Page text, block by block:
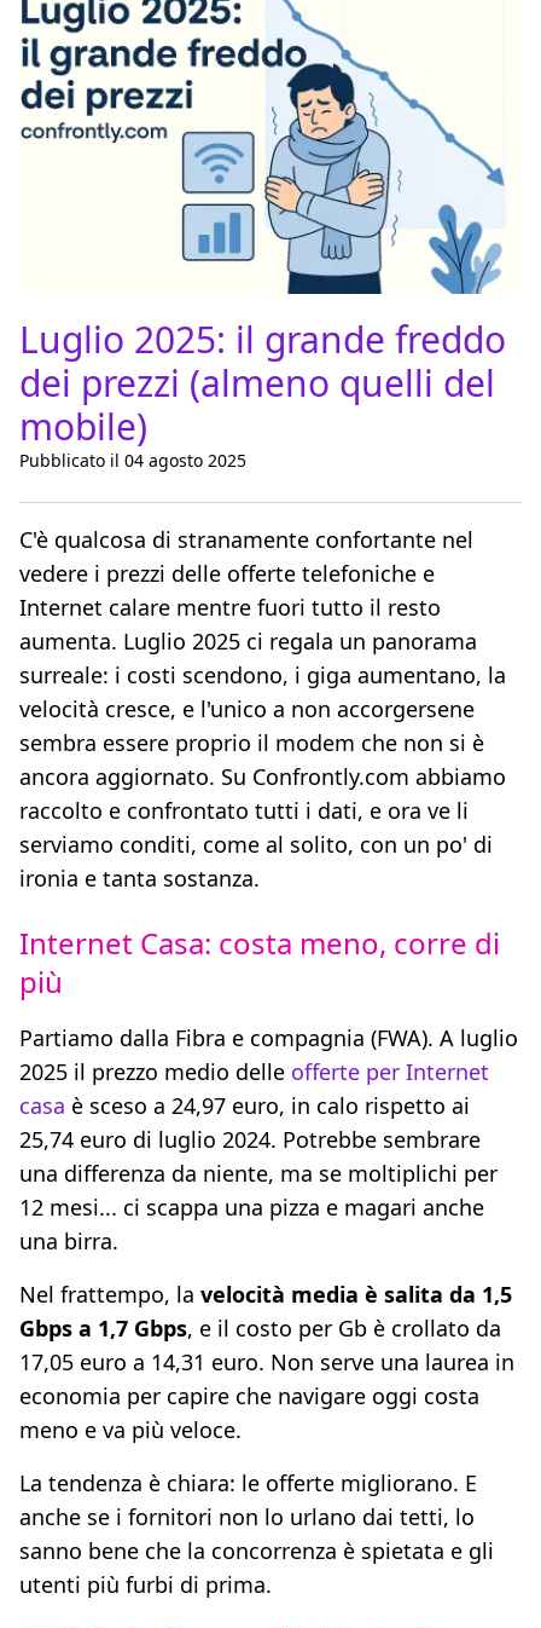
Luglio 2025: il grande freddo
dei prezzi (almeno quelli del
mobile)
Pubblicato il 04 agosto 2025
C'è qualcosa di stranamente confortante nel
vedere i prezzi delle offerte telefoniche e
Internet calare mentre fuori tutto il resto
aumenta. Luglio 2025 ci regala un panorama
surreale: i costi scendono, i giga aumentano, la
velocità cresce, e l'unico a non accorgersene
sembra essere proprio il modem che non si è
ancora aggiornato. Su Confrontly.com abbiamo
raccolto e confrontato tutti i dati, e ora ve li
serviamo conditi, come al solito, con un po' di
ironia e tanta sostanza.
Internet Casa: costa meno, corre di
più
Partiamo dalla Fibra e compagnia (FWA). A luglio
2025 il prezzo medio delle offerte per Internet
casa è sceso a 24,97 euro, in calo rispetto ai
25,74 euro di luglio 2024. Potrebbe sembrare
una differenza da niente, ma se moltiplichi per
12 mesi... ci scappa una pizza e magari anche
una birra.
Nel frattempo, la velocità media è salita da 1,5
Gbps a 1,7 Gbps, e il costo per Gb è crollato da
17,05 euro a 14,31 euro. Non serve una laurea in
economia per capire che navigare oggi costa
meno e va più veloce.
La tendenza è chiara: le offerte migliorano. E
anche se i fornitori non lo urlano dai tetti, lo
sanno bene che la concorrenza è spietata e gli
utenti più furbi di prima.